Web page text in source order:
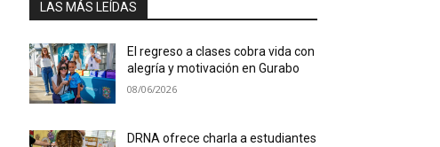
LAS MÁS LEÍDAS
El regreso a clases cobra vida con
alegría y motivación en Gurabo
08/06/2026
DRNA ofrece charla a estudiantes